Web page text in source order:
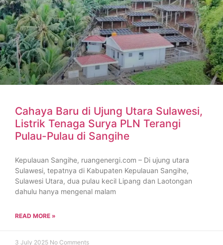
Cahaya Baru di Ujung Utara Sulawesi,
Listrik Tenaga Surya PLN Terangi
Pulau-Pulau di Sangihe
Kepulauan Sangihe, ruangenergi.com – Di ujung utara
Sulawesi, tepatnya di Kabupaten Kepulauan Sangihe,
Sulawesi Utara, dua pulau kecil Lipang dan Laotongan
dahulu hanya mengenal malam
READ MORE »
3 July 2025 No Comments